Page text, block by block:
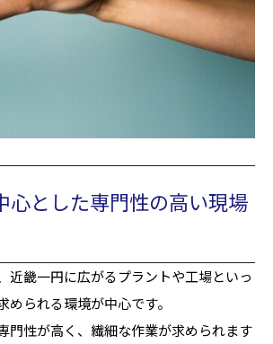
心とした専門性の高い現場
近畿一円に広がるプラントや工場といっ
められる環境が中心です。
門性が高く、繊細な作業が求められます